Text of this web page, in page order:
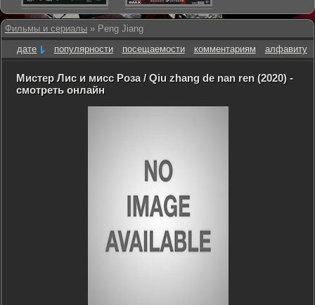
Фильмы и сериалы » Peng Jiang
дате
популярности посещаемости комментариям алфавиту
Мистер Лис и мисс Роза / Qiu zhang de nan ren (2020) -
смотреть онлайн